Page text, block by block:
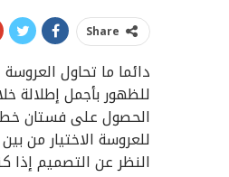
Share
دائما ما تحاول
للظهور بأجمل إطلالة
الحصول على فستان
للعروسة الاختيار من
النظر عن التصميم إذا